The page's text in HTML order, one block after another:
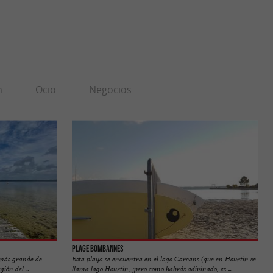
Ocio Negocios
grande de
del ...
Plage Bombannes
Esta playa se encuentra en el lago Carcans (que en Hourtin se
llama lago Hourtin, ¡pero como habrás adivinado, es ...